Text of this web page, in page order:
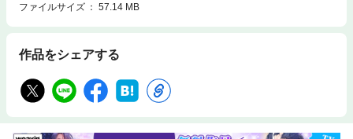
ファイルサイズ
57.14 MB
作品をシェアする